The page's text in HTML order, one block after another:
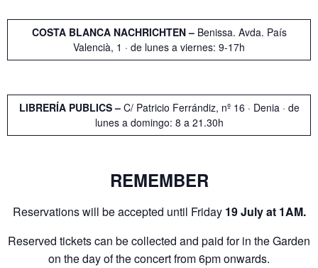
COSTA BLANCA NACHRICHTEN – Benissa. Avda. País
Valencià, 1 · de lunes a viernes: 9-17h
LIBRERÍA PUBLICS – C/ Patricio Ferrándiz, nº 16 · Denia · de
lunes a domingo: 8 a 21.30h
REMEMBER
Reservations will be accepted until Friday19 July at 1AM.
Reserved tickets can be collected and paid for in the Garden
on the day of the concert from 6pm onwards.